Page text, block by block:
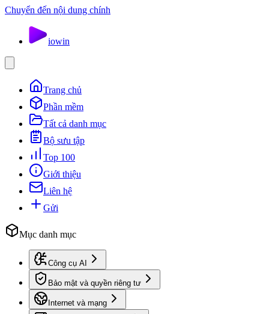
Chuyển đến nội dung chính
iowin
Trang chủ
Phần mềm
Tất cả danh mục
Bộ sưu tập
Top 100
Giới thiệu
Liên hệ
Gửi
Mục danh mục
Công cụ AI
Bảo mật và quyền riêng tư
Internet và mạng